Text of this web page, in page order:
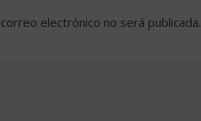
electrónico no será publicada.